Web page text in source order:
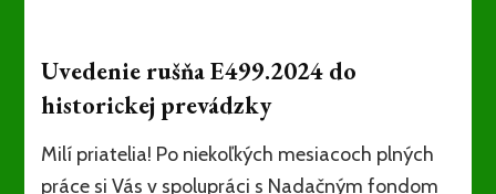
Uvedenie rušňa E499.2024 do
historickej prevádzky
Milí priatelia! Po niekoľkých mesiacoch plných
práce si Vás v spolupráci s Nadačným fondom